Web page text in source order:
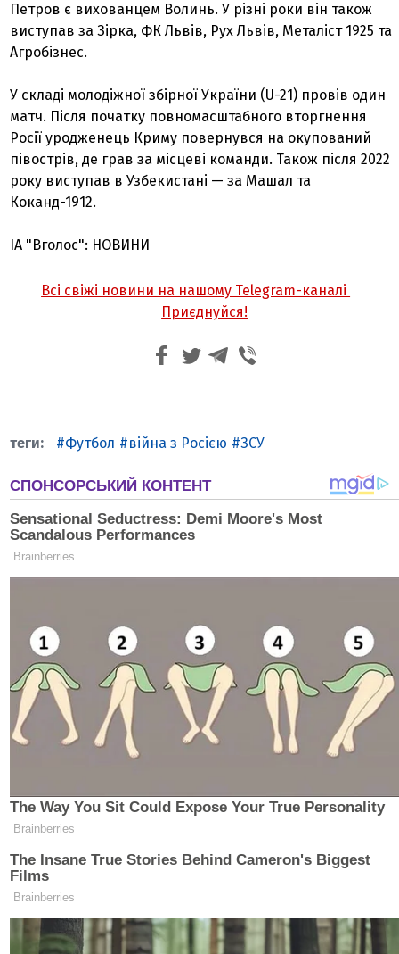
Петров є вихованцем Волинь. У різні роки він також
виступав за Зірка, ФК Львів, Рух Львів, Металіст 1925 та
Агробізнес.
У складі молодіжної збірної України (U-21) провів один
матч. Після початку повномасштабного вторгнення
Росії уродженець Криму повернувся на окупований
півострів, де грав за місцеві команди. Також після 2022
року виступав в Узбекистані — за Машал та
Коканд-1912.
ІА "Вголос": НОВИНИ
Всі свіжі новини на нашому Telegram-каналі
Приєднуйся!
Футбол війна з Росією ЗСУ